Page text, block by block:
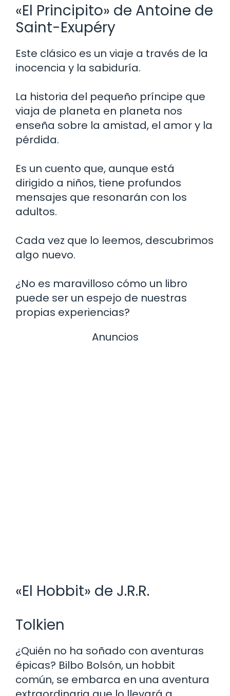
«El Principito» de Antoine de
Saint-Exupéry
Este clásico es un viaje a través de la
inocencia y la sabiduría.
La historia del pequeño príncipe que
viaja de planeta en planeta nos
enseña sobre la amistad, el amor y la
pérdida.
Es un cuento que, aunque está
dirigido a niños, tiene profundos
mensajes que resonarán con los
adultos.
Cada vez que lo leemos, descubrimos
algo nuevo.
¿No es maravilloso cómo un libro
puede ser un espejo de nuestras
propias experiencias?
Anuncios
«El Hobbit» de J.R.R.
Tolkien
¿Quién no ha soñado con aventuras
épicas? Bilbo Bolsón, un hobbit
común, se embarca en una aventura